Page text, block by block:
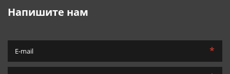
Напишите нам
*